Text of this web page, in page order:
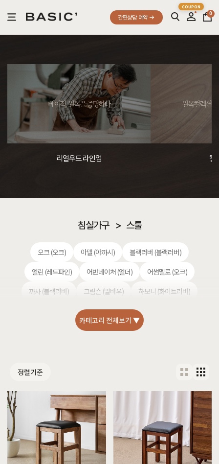
간편상담 예약
0
베이직, 원목을 증명하다
리얼우드 라인업
원목컬렉션,
컬
침실가구 > 스툴
오크 (오크) 아델 (아까시)
블랙러버 (블랙러버)
엘린 (레드파인)
어반네이처 (엘더)
어썸멜로 (오크)
까사 (블랙러버)
크림슨 (멀바우)
하모니 (화이트러버)
헤리티지월넛 (월넛)
퓨어마일드 (자작)
셀레스티얼 럭셔리 (티크)
카테고리 전체보기 ▼
정렬기준